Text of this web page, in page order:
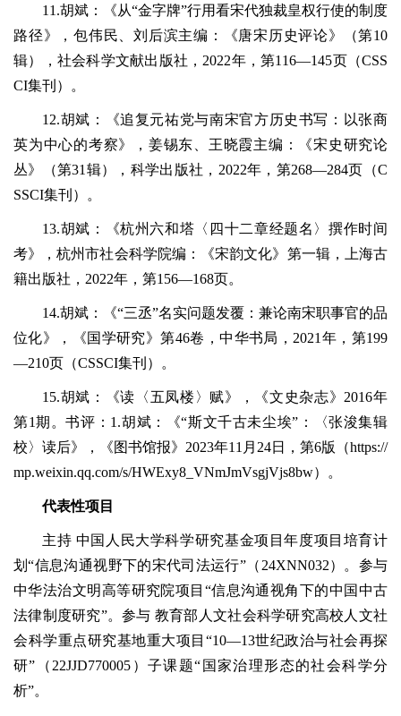
11.胡斌：《从“金字牌”行用看宋代独裁皇权行使的制度
路径》，包伟民、刘后滨主编：《唐宋历史评论》（第10
辑），社会科学文献出版社，2022年，第116—145页（CSS
CI集刊）。
12.胡斌：《追复元祐党与南宋官方历史书写：以张商
英为中心的考察》，姜锡东、王晓霞主编：《宋史研究论
丛》（第31辑），科学出版社，2022年，第268—284页（C
SSCI集刊）。
13.胡斌：《杭州六和塔〈四十二章经题名〉撰作时间
考》，杭州市社会科学院编：《宋韵文化》第一辑，上海古
籍出版社，2022年，第156—168页。
14.胡斌：《“三丞”名实问题发覆：兼论南宋职事官的品
位化》，《国学研究》第46卷，中华书局，2021年，第199
—210页（CSSCI集刊）。
15.胡斌：《读〈五凤楼〉赋》，《文史杂志》2016年
第1期。书评：1.胡斌：《“斯文千古未尘埃”：〈张浚集辑
校〉读后》，《图书馆报》2023年11月24日，第6版（https://
mp.weixin.qq.com/s/HWExy8_VNmJmVsgjVjs8bw）。
代表性项目
主持 中国人民大学科学研究基金项目年度项目培育计
划“信息沟通视野下的宋代司法运行”（24XNN032）。参与
中华法治文明高等研究院项目“信息沟通视角下的中国中古
法律制度研究”。参与 教育部人文社会科学研究高校人文社
会科学重点研究基地重大项目“10—13世纪政治与社会再探
研”（22JJD770005）子课题“国家治理形态的社会科学分
析”。